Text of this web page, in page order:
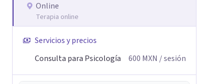
Online
Terapia online
Servicios y precios
Consulta para Psicología
600 MXN / sesión